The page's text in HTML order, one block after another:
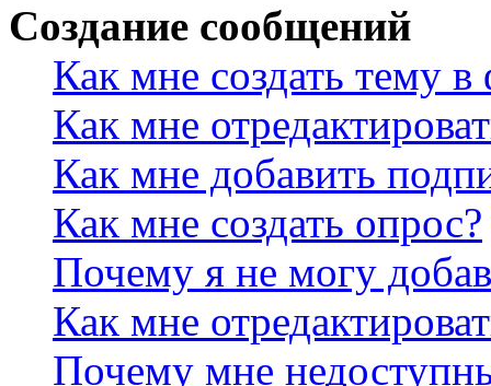
Создание сообщений
Как мне создать тему
Как мне
Как мне добавить
Как мне создать опрос?
Почему я не могу
Как мне
Почему мне